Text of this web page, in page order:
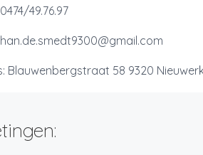
49.76.97
Blauwenbergstraat 58 9320